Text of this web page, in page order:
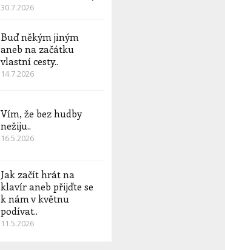
30.7.2026
Buď někým jiným
aneb na začátku
vlastní cesty..
14.7.2026
Vím, že bez hudby
nežiju..
16.5.2026
Jak začít hrát na
klavír aneb přijďte se
k nám v květnu
podívat..
11.5.2026